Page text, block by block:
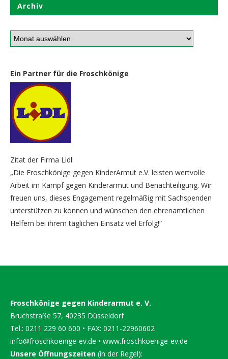
Archiv
Ein Partner für die Froschkönige
Zitat der Firma Lidl:
„Die Froschkönige gegen KinderArmut e.V. leisten wertvolle
Arbeit im Kampf gegen Kinderarmut und Benachteiligung. Wir
freuen uns, dieses Engagement regelmäßig mit Sachspenden
unterstützen zu können und wünschen den ehrenamtlichen
Helfern bei ihrem täglichen Einsatz viel Erfolg!“
Froschkönige gegen Kinderarmut e. V.
Bruchstraße 57, 40235 Düsseldorf
Tel.: 0211 229 60 600 • FAX: 0211-22960602
info@froschkoenige-ev.de • www.froschkoenige-ev.de
Unsere Öffnungszeiten (in der Regel):